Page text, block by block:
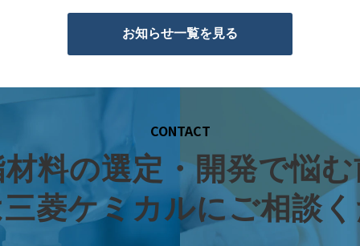
お知らせ一覧を見る
CONTACT
料の選定・開発で悩
菱ケミカルにご相談